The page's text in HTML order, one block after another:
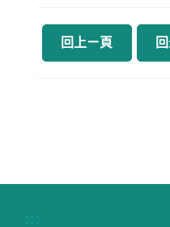
回上ㄧ頁
:::